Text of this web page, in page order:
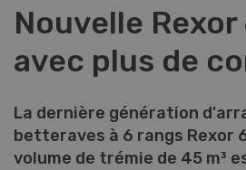
Nouvelle
avec plus de
La dernière génération
betteraves à 6 rangs Rexor
volume de trémie de 45 m³